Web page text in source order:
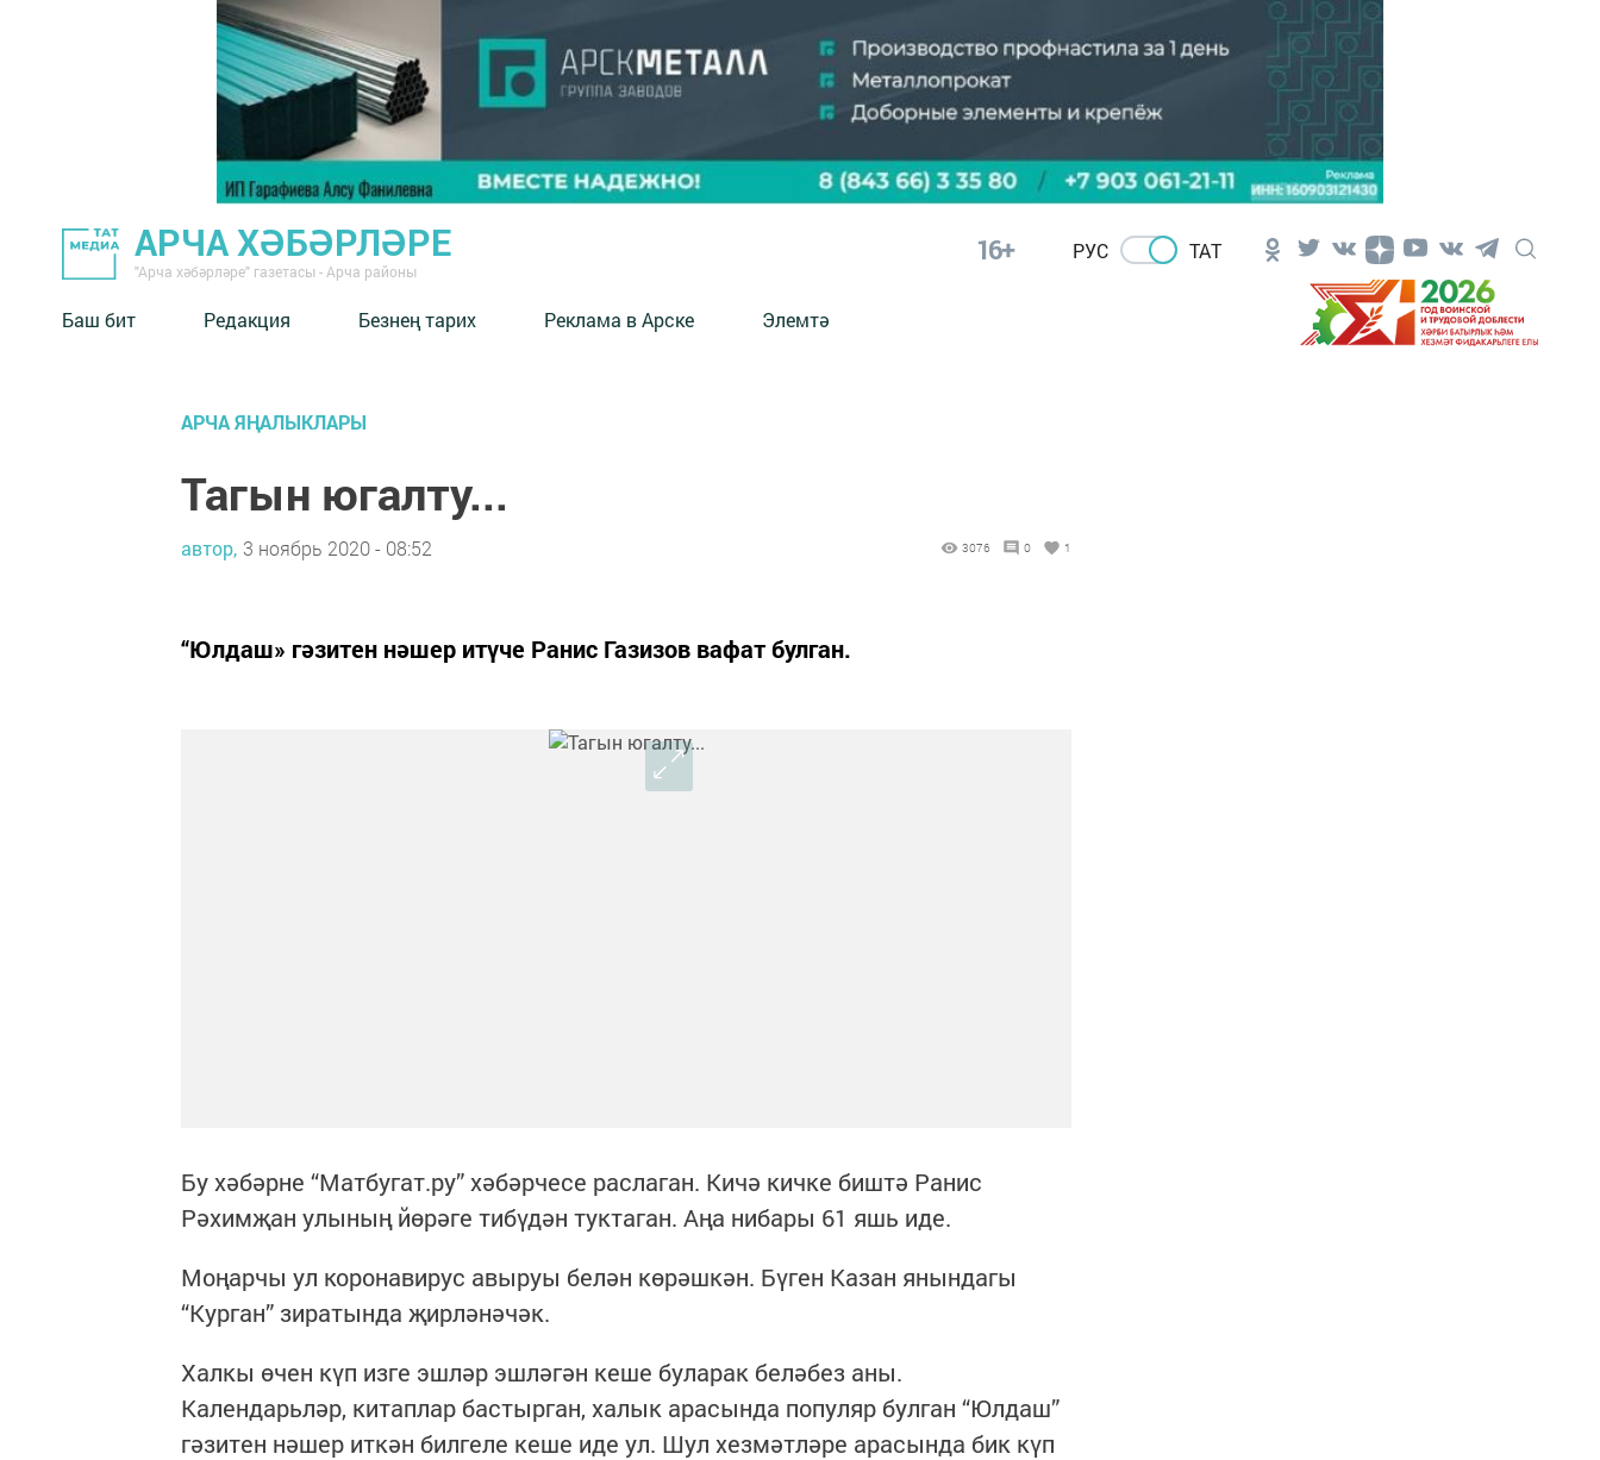
АРЧА ХӘБӘРЛӘРЕ
"Арча хәбәрләре" газетасы - Арча районы
16+ РУС ТАТ
Баш бит Редакция Безнең тарих Реклама в Арске Элемтә
АРЧА ЯҢАЛЫКЛАРЫ
Тагын югалту...
автор, 3 ноябрь 2020 - 08:52 3076 0 1
“Юлдаш» гәзитен нәшер итүче Ранис Газизов вафат булган.
Бу хәбәрне “Матбугат.ру” хәбәрчесе раслаган. Кичә кичке биштә Ранис
Рәхимҗан улының йөрәге тибүдән туктаган. Аңа нибары 61 яшь иде.
Моңарчы ул коронавирус авыруы белән көрәшкән. Бүген Казан янындагы
“Курган” зиратында җирләнәчәк.
Халкы өчен күп изге эшләр эшләгән кеше буларак беләбез аны.
Календарьләр, китаплар бастырган, халык арасында популяр булган “Юлдаш”
гәзитен нәшер иткән билгеле кеше иде ул. Шул хезмәтләре арасында бик күп